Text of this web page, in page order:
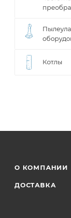
Котлы
О КОМПАНИИ
ДОСТАВКА